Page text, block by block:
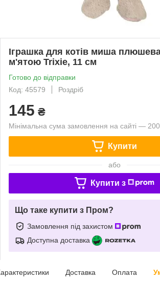
Іграшка для котів миша
м'ятою Trixie, 11 см
Готово до відправки
Код: 45579
Роздріб
145 ₴
Мінімальна сума замовлення на сайті —
Купити
або
Купити з
Що таке купити з Пром?
Замовлення під захистом
Доступна доставка
Доставка Оплата